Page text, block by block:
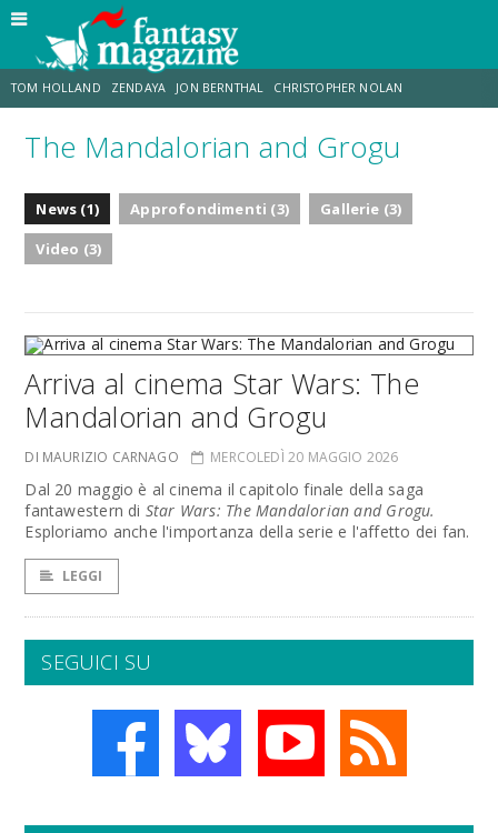
TOM HOLLAND ZENDAYA JON BERNTHAL CHRISTOPHER NOLAN
STRANIMONDI LUCCA COMICS & GAMES ODISSEA MARK RUFFALO
JACOB BATALON
The Mandalorian and Grogu
News (1) Approfondimenti (3)
Gallerie (3)
Video (3)
Arriva al cinema Star Wars: The
Mandalorian and Grogu
DI MAURIZIO CARNAGO MERCOLEDÌ 20 MAGGIO 2026
Dal 20 maggio è al cinema il capitolo finale della saga
fantawestern di Star Wars: The Mandalorian and Grogu.
Esploriamo anche l'importanza della serie e l'affetto dei fan.
LEGGI
SEGUICI SU